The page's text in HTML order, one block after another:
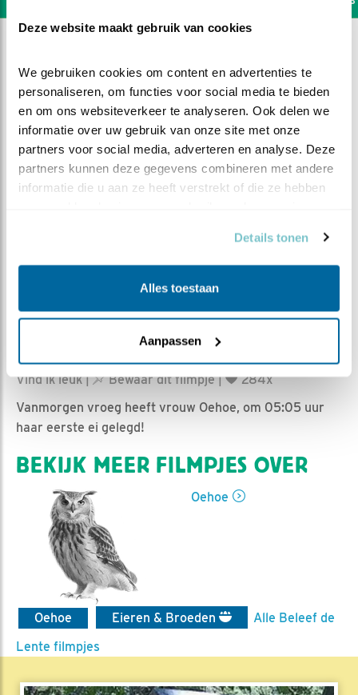
Deze website maakt gebruik van cookies
We gebruiken cookies om content en advertenties te
personaliseren, om functies voor social media te bieden
en om ons websiteverkeer te analyseren. Ook delen we
informatie over uw gebruik van onze site met onze
partners voor social media, adverteren en analyse. Deze
partners kunnen deze gegevens combineren met andere
informatie die u aan ze heeft verstrekt of die ze hebben
Details tonen
Alles toestaan
Aanpassen
Eerste ei beloond
Romke Visser | Geplaatst op 2 maart 2024, 8:00 |
Vind ik leuk| Bewaar dit filmpje|
284x
Vanmorgen vroeg heeft vrouw Oehoe, om 05:05 uur
haar eerste ei gelegd!
BEKIJK MEER FILMPJES OVER
Oehoe
Oehoe Eieren & Broeden
Alle Beleef de
Lente filmpjes